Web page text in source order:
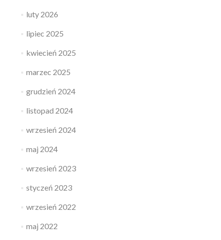
luty 2026
lipiec 2025
kwiecień 2025
marzec 2025
grudzień 2024
listopad 2024
wrzesień 2024
maj 2024
wrzesień 2023
styczeń 2023
wrzesień 2022
maj 2022